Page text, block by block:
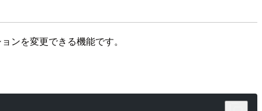
ンを変更できる機能です。